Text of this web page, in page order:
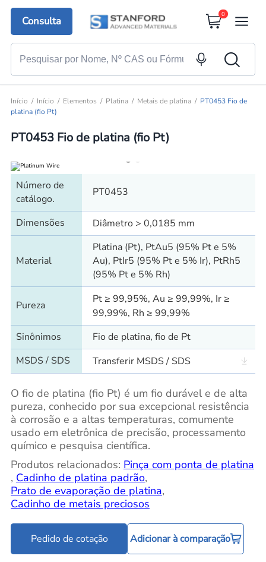
Consulta
0
Início Início Elementos Platina Metais de platina
PT0453 Fio de
platina (fio Pt)
PT0453 Fio de platina (fio Pt)
Número de
catálogo.
PT0453
Dimensões Diâmetro > 0,0185 mm
Material
Platina (Pt), PtAu5 (95% Pt e 5%
Au), PtIr5 (95% Pt e 5% Ir), PtRh5
(95% Pt e 5% Rh)
Pureza
Pt ≥ 99,95%, Au ≥ 99,99%, Ir ≥
99,99%, Rh ≥ 99,99%
Sinônimos
Fio de platina, fio de Pt
MSDS / SDS
Transferir MSDS / SDS
O fio de platina (fio Pt) é um fio durável e de alta
pureza, conhecido por sua excepcional resistência
à corrosão e a altas temperaturas, comumente
usado em eletrônica de precisão, processamento
químico e pesquisa científica.
Produtos relacionados: Pinça com ponta de platina
, Cadinho de platina padrão,
Prato de evaporação de platina,
Cadinho de metais preciosos
Pedido de cotação Adicionar à comparação